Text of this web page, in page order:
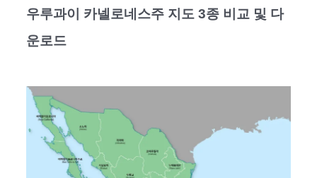
우루과이 카넬로네스주 지도 3종 비교 및 다
운로드